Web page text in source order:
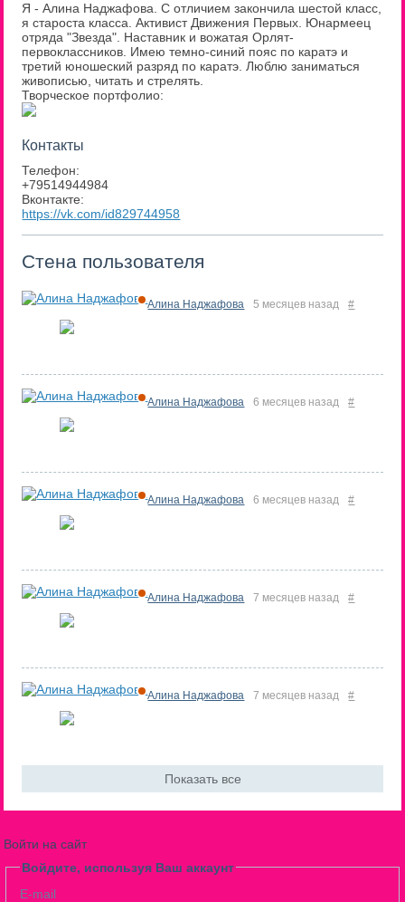
Я - Алина Наджафова. С отличием закончила шестой класс,
я староста класса. Активист Движения Первых. Юнармеец
отряда "Звезда". Наставник и вожатая Орлят-
первоклассников. Имею темно-синий пояс по каратэ и
третий юношеский разряд по каратэ. Люблю заниматься
живописью, читать и стрелять.
Творческое портфолио:
Контакты
Телефон:
+79514944984
Вконтакте:
https://vk.com/id829744958
Стена пользователя
Алина Наджафова 5 месяцев назад #
Алина Наджафова 6 месяцев назад #
Алина Наджафова 6 месяцев назад #
Алина Наджафова 7 месяцев назад #
Алина Наджафова 7 месяцев назад #
Показать все
Войти на сайт
Войдите, используя Ваш аккаунт
E-mail